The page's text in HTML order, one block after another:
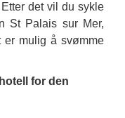
det vil du sykle
St Palais sur Mer,
er mulig å svømme
for den